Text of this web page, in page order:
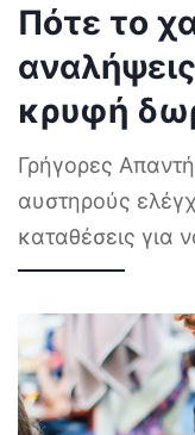
Πότε το
κρυφή
Γρήγορες
αυστηρούς
καταθέσεις για